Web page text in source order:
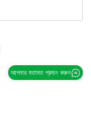
আপনার মতামত প্রদান করুন